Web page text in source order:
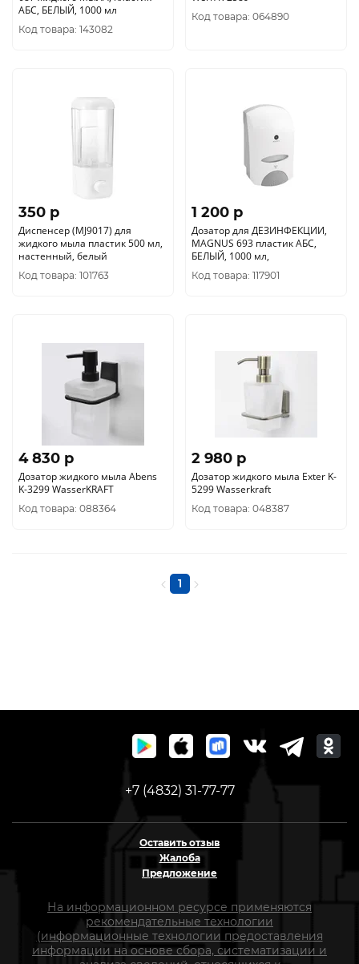
АБС, БЕЛЫЙ, 1000 мл
Код товара: 143082
Код товара: 064890
350 p
Диспенсер (MJ9017) для
жидкого мыла пластик 500 мл,
настенный, белый
Код товара: 101763
1 200 p
Дозатор для ДЕЗИНФЕКЦИИ,
MAGNUS 693 пластик АБС,
БЕЛЫЙ, 1000 мл,
Код товара: 117901
4 830 p
Дозатор жидкого мыла Abens
K-3299 WasserKRAFT
Код товара: 088364
2 980 p
Дозатор жидкого мыла Exter K-
5299 Wasserkraft
Код товара: 048387
1
+7 (4832) 31-77-77
Оставить отзыв
Жалоба
Предложение
На информационном ресурсе применяются
рекомендательные технологии
(информационные технологии предоставления
информации на основе сбора, систематизации и